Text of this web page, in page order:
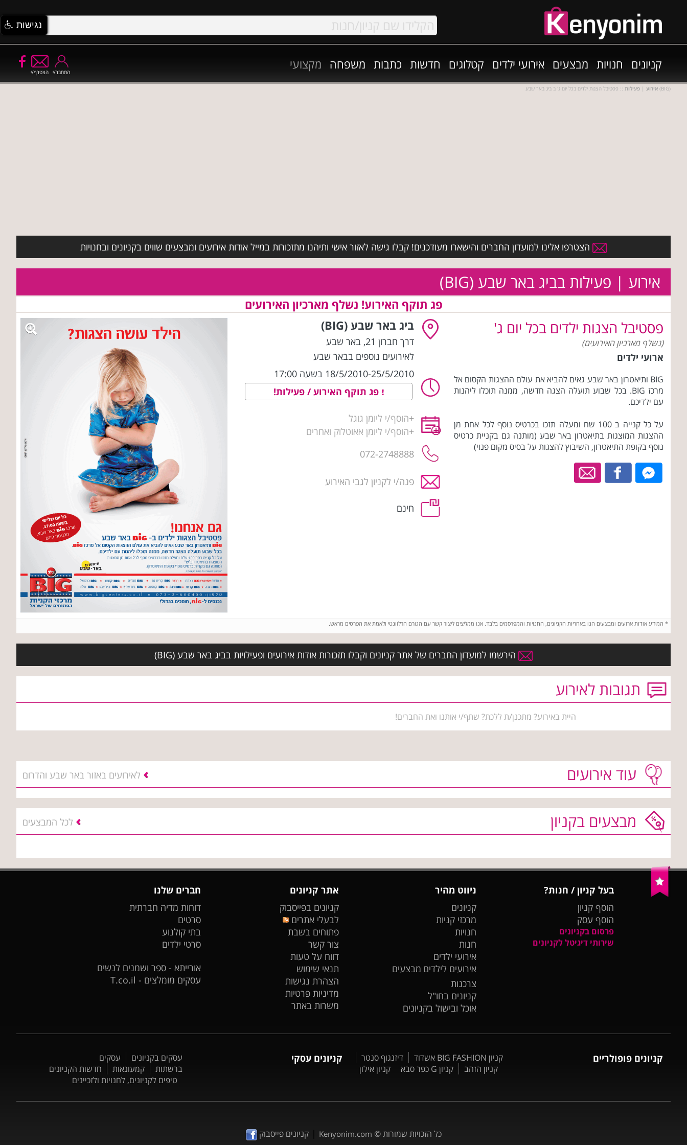
קניונים חנויות מבצעים אירועי ילדים קטלוגים חדשות כתבות משפחה מקצועי
הצטרף/י התחבר/י
אירוע | פעילות :: פסטיבל הצגות ילדים בכל יום ג' ב ביג באר שבע (BIG)
הצטרפו אלינו למועדון החברים והישארו מעודכנים! קבלו גישה לאזור אישי ותיהנו מתזכורות במייל אודות אירועים ומבצעים שווים בקניונים ובחנויות
אירוע | פעילות בביג באר שבע (BIG)
פג תוקף האירוע! נשלף מארכיון האירועים
פסטיבל הצגות ילדים בכל יום ג'
(נשלף מארכיון האירועים)
ארועי ילדים
BIG ותיאטרון באר שבע גאים להביא את עולם ההצגות הקסום אל
מרכז BIG. בכל שבוע תועלה הצגה חדשה, ממנה תוכלו ליהנות
עם ילדיכם.
על כל קנייה ב 100 שח ומעלה תזכו בכרטיס נוסף לכל אחת מן
ההצגות המוצגות בתיאטרון באר שבע (מותנה גם בקניית כרטיס
נוסף בקופת התיאטרון, השיבוץ להצגות על בסיס מקום פנוי)
ביג באר שבע (BIG)
דרך חברון 21 , באר שבע
לאירועים נוספים בבאר שבע
18/5/2010-25/5/2010 בשעה 17:00
פג תוקף האירוע / פעילות!
+הוסף/י ליומן גוגל
+הוסף/י ליומן אאוטלוק ואחרים
072-2748888
פנה/י לקניון לגבי האירוע
חינם
* המידע אודות ארועים ומבצעים הנו באחריות הקניונים, החנויות והמפרסמים בלבד. אנו ממליצים ליצור קשר עם הגורם הרלוונטי ולאמת את הפרטים מראש.
הירשמו למועדון החברים של אתר קניונים וקבלו תזכורות אודות אירועים ופעילויות בביג באר שבע (BIG)
תגובות לאירוע
היית באירוע? מתכנן/ת ללכת? שתף/י אותנו ואת החברים!
עוד אירועים לאירועים באזור באר שבע והדרום
מבצעים בקניון לכל המבצעים
בעל קניון / חנות?
הוסף קניון
הוסף עסק
פרסום בקניונים
שירותי דיגיטל לקניונים
ניווט מהיר
קניונים
מרכזי קניות
חנויות
חנות
אירועי ילדים
אירועים לילדים מבצעים
צרכנות
קניונים בחו"ל
אוכל ובישול בקניונים
אתר קניונים
קניונים בפייסבוק
לבעלי אתרים
פתוחים בשבת
צור קשר
דווח על טעות
תנאי שימוש
הצהרת נגישות
מדיניות פרטיות
משרות באתר
חברים שלנו
דוחות מדיה חברתית
סרטים
בתי קולנוע
סרטי ילדים
אורייתא - ספר ושמנים לנשים
עסקים מומלצים - T.co.il
קניונים פופולריים קניון BIG FASHION אשדוד
דיזנגוף סנטר
קניון הזהב
קניון G כפר סבא קניון אילון
קניונים עסקי עסקים בקניונים
עסקים
ברשתות
קמעונאות
חדשות הקניונים
טיפים לקניונים, לחנויות ולזכיינים
כל הזכויות שמורות © Kenyonim.com
|קניונים פייסבוק
נגישות